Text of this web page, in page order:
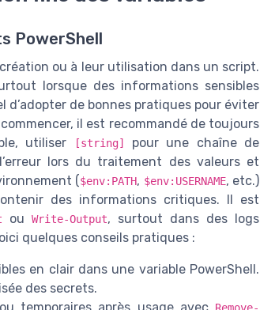
PowerShell
ou à leur utilisation dans un script.
lorsque des informations sensibles
de bonnes pratiques pour éviter
il est recommandé de toujours
utiliser
[string]
pour une chaîne de
lors du traitement des valeurs et
($env:PATH, $env:USERNAME, etc.)
des informations critiques. Il est
ou Write-Output, surtout dans des logs
quelques conseils pratiques :
en clair dans une variable PowerShell.
des secrets.